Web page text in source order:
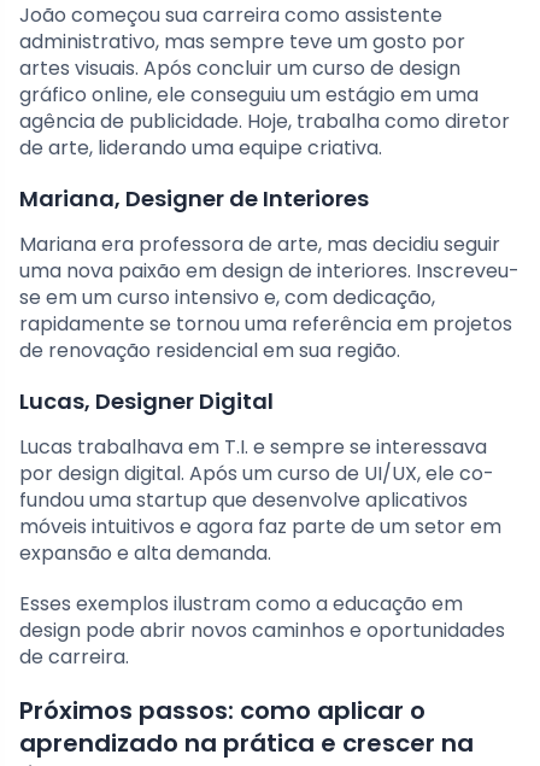
João começou sua carreira como assistente
administrativo, mas sempre teve um gosto por
artes visuais. Após concluir um curso de design
gráfico online, ele conseguiu um estágio em uma
agência de publicidade. Hoje, trabalha como diretor
de arte, liderando uma equipe criativa.
Mariana, Designer de Interiores
Mariana era professora de arte, mas decidiu seguir
uma nova paixão em design de interiores. Inscreveu-
se em um curso intensivo e, com dedicação,
rapidamente se tornou uma referência em projetos
de renovação residencial em sua região.
Lucas, Designer Digital
Lucas trabalhava em T.I. e sempre se interessava
por design digital. Após um curso de UI/UX, ele co-
fundou uma startup que desenvolve aplicativos
móveis intuitivos e agora faz parte de um setor em
expansão e alta demanda.
Esses exemplos ilustram como a educação em
design pode abrir novos caminhos e oportunidades
de carreira.
Próximos passos: como aplicar o
aprendizado na prática e crescer na